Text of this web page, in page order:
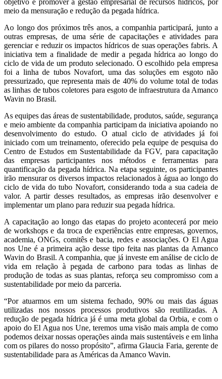
objetivo é promover a gestão empresarial de recursos hídricos, por
meio da mensuração e redução da pegada hídrica.
Ao longo dos próximos três anos, a companhia participará, junto a
outras empresas, de uma série de capacitações e atividades para
gerenciar e reduzir os impactos hídricos de suas operações fabris. A
iniciativa tem a finalidade de medir a pegada hídrica ao longo do
ciclo de vida de um produto selecionado. O escolhido pela empresa
foi a linha de tubos Novafort, uma das soluções em esgoto não
pressurizado, que representa mais de 40% do volume total de todas
as linhas de tubos coletores para esgoto de infraestrutura da Amanco
Wavin no Brasil.
As equipes das áreas de sustentabilidade, produtos, saúde, segurança
e meio ambiente da companhia participam da iniciativa apoiando no
desenvolvimento do estudo. O atual ciclo de atividades já foi
iniciado com um treinamento, oferecido pela equipe de pesquisa do
Centro de Estudos em Sustentabilidade da FGV, para capacitação
das empresas participantes nos métodos e ferramentas para
quantificação da pegada hídrica. Na etapa seguinte, os participantes
irão mensurar os diversos impactos relacionados à água ao longo do
ciclo de vida do tubo Novafort, considerando toda a sua cadeia de
valor. A partir desses resultados, as empresas irão desenvolver e
implementar um plano para reduzir sua pegada hídrica.
A capacitação ao longo das etapas do projeto acontecerá por meio
de workshops e da troca de experiências entre empresas, governos,
academia, ONGs, comitês e bacia, redes e associações. O El Agua
nos Une é a primeira ação desse tipo feita nas plantas da Amanco
Wavin do Brasil. A companhia, que já investe em análise de ciclo de
vida em relação à pegada de carbono para todas as linhas de
produção de todas as suas plantas, reforça seu compromisso com a
sustentabilidade por meio da parceria.
“Por atuarmos em um sistema fechado, 90% ou mais das águas
utilizadas nos nossos processos produtivos são reutilizadas. A
redução de pegada hídrica já é uma meta global da Orbia, e com o
apoio do El Agua nos Une, teremos uma visão mais ampla de como
podemos deixar nossas operações ainda mais sustentáveis e em linha
com os pilares do nosso propósito”, afirma Glaucia Faria, gerente de
sustentabilidade para as Américas da Amanco Wavin.